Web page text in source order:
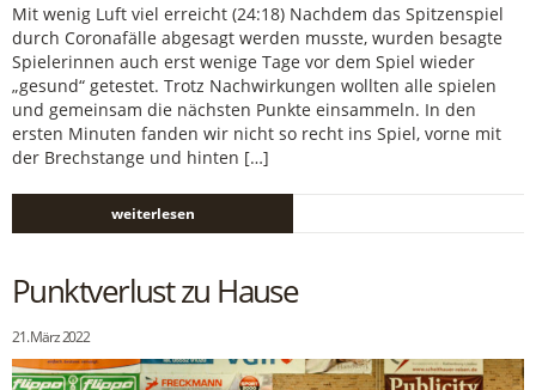
Mit wenig Luft viel erreicht (24:18) Nachdem das Spitzenspiel
durch Coronafälle abgesagt werden musste, wurden besagte
Spielerinnen auch erst wenige Tage vor dem Spiel wieder
„gesund“ getestet. Trotz Nachwirkungen wollten alle spielen
und gemeinsam die nächsten Punkte einsammeln. In den
ersten Minuten fanden wir nicht so recht ins Spiel, vorne mit
der Brechstange und hinten […]
weiterlesen
Punktverlust zu Hause
21. März 2022